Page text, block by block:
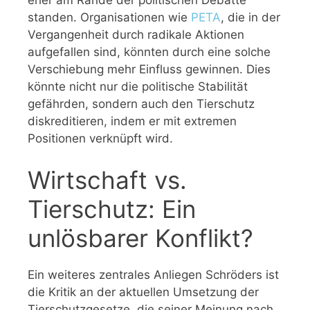
standen. Organisationen wie PETA, die in der
Vergangenheit durch radikale Aktionen
aufgefallen sind, könnten durch eine solche
Verschiebung mehr Einfluss gewinnen. Dies
könnte nicht nur die politische Stabilität
gefährden, sondern auch den Tierschutz
diskreditieren, indem er mit extremen
Positionen verknüpft wird.
Wirtschaft vs.
Tierschutz: Ein
unlösbarer Konflikt?
Ein weiteres zentrales Anliegen Schröders ist
die Kritik an der aktuellen Umsetzung der